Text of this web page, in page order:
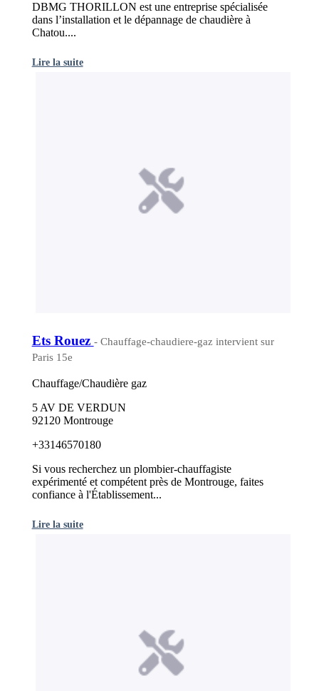
DBMG THORILLON est une entreprise spécialisée
dans l’installation et le dépannage de chaudière à
Chatou....
Lire la suite
Ets Rouez - Chauffage-chaudiere-gaz intervient sur
Paris 15e
Chauffage/Chaudière gaz
5 AV DE VERDUN
92120 Montrouge
+33146570180
Si vous recherchez un plombier-chauffagiste
expérimenté et compétent près de Montrouge, faites
confiance à l'Établissement...
Lire la suite